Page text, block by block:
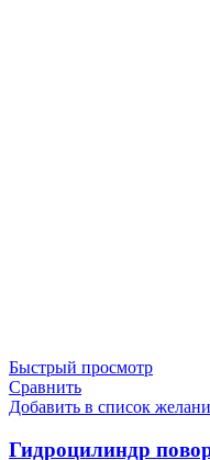
Быстрый просмотр
Сравнить
Добавить в список
Гидроцилиндр